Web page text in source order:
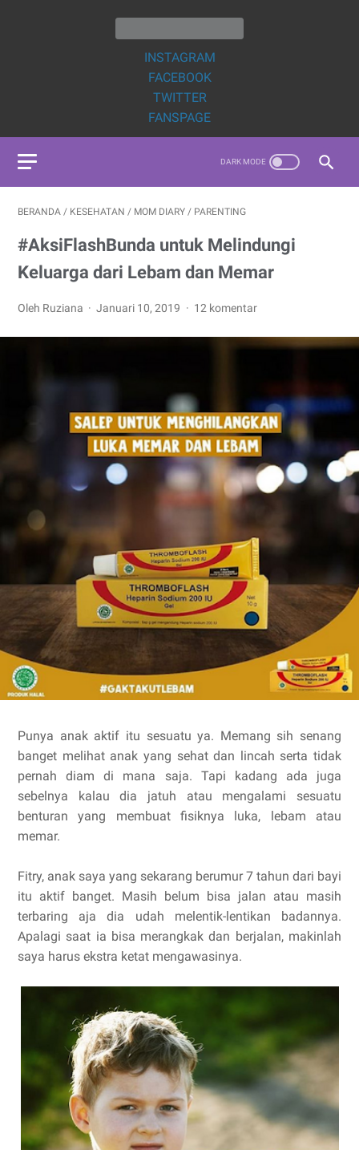
INSTAGRAM
FACEBOOK
TWITTER
FANSPAGE
BERANDA / KESEHATAN / MOM DIARY / PARENTING
#AksiFlashBunda untuk Melindungi
Keluarga dari Lebam dan Memar
Oleh Ruziana Januari 10, 2019 12 komentar
Punya anak aktif itu sesuatu ya. Memang sih senang
banget melihat anak yang sehat dan lincah serta tidak
pernah diam di mana saja. Tapi kadang ada juga
sebelnya kalau dia jatuh atau mengalami sesuatu
benturan yang membuat fisiknya luka, lebam atau
memar.
Fitry, anak saya yang sekarang berumur 7 tahun dari bayi
itu aktif banget. Masih belum bisa jalan atau masih
terbaring aja dia udah melentik-lentikan badannya.
Apalagi saat ia bisa merangkak dan berjalan, makinlah
saya harus ekstra ketat mengawasinya.